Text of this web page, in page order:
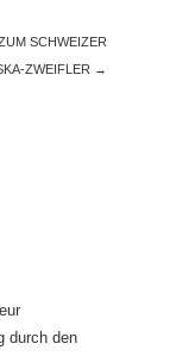
SCHWEIZER
ZWEIFLER →
durch den